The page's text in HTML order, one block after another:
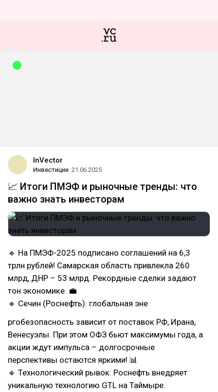
InVector
Инвестиции 21.06.2025
📈 Итоги ПМЭФ и рыночные тренды: что
важно знать инвесторам
🔹 На ПМЭФ-2025 подписано соглашений на 6,3
трлн рублей! Самарская область привлекла 260
млрд, ДНР – 53 млрд. Рекордные сделки задают
тон экономике. 💼
🔹 Сечин (Роснефть): глобальная эне
ргобезопасность зависит от поставок РФ, Ирана,
Венесуэлы. При этом ОФЗ бьют максимумы года, а
акции ждут импульса – долгосрочные
перспективы остаются яркими! 📊
🔹 Технологический рывок: Роснефть внедряет
уникальную технологию GTL на Таймыре.